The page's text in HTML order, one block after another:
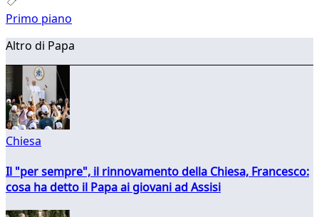
Primo piano
Altro di Papa
Chiesa
Il "per sempre", il rinnovamento della Chiesa, Francesco:
cosa ha detto il Papa ai giovani ad Assisi